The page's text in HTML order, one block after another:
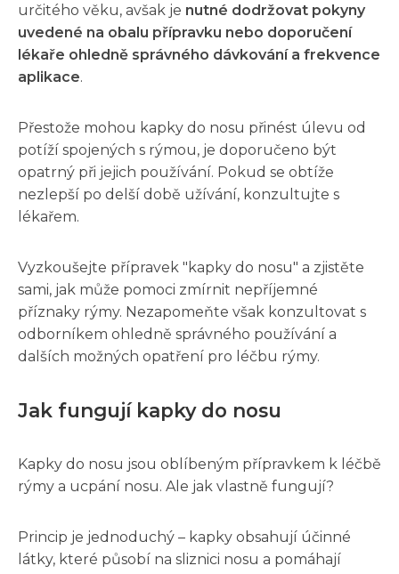
určitého věku, avšak je nutné dodržovat pokyny
uvedené na obalu přípravku nebo doporučení
lékaře ohledně správného dávkování a frekvence
aplikace.
Přestože mohou kapky do nosu přinést úlevu od
potíží spojených s rýmou, je doporučeno být
opatrný při jejich používání. Pokud se obtíže
nezlepší po delší době užívání, konzultujte s
lékařem.
Vyzkoušejte přípravek "kapky do nosu" a zjistěte
sami, jak může pomoci zmírnit nepříjemné
příznaky rýmy. Nezapomeňte však konzultovat s
odborníkem ohledně správného používání a
dalších možných opatření pro léčbu rýmy.
Jak fungují kapky do nosu
Kapky do nosu jsou oblíbeným přípravkem k léčbě
rýmy a ucpání nosu. Ale jak vlastně fungují?
Princip je jednoduchý – kapky obsahují účinné
látky, které působí na sliznici nosu a pomáhají